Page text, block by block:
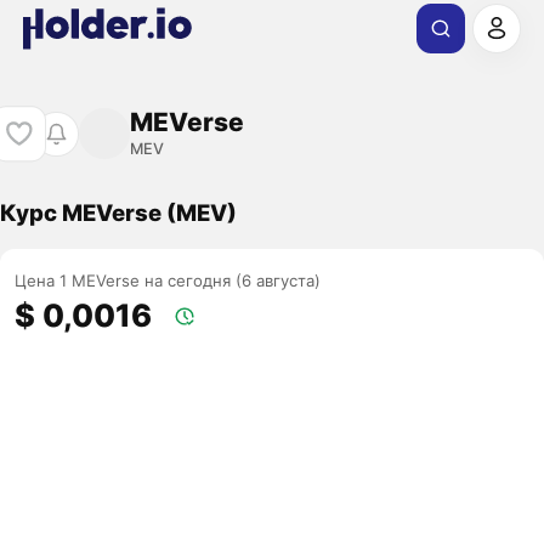
MEVerse
MEV
Курс MEVerse (MEV)
Цена 1 MEVerse на сегодня (6 августа)
$ 0,0016